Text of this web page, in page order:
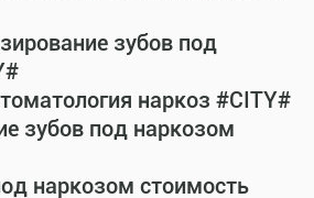
зубов под
наркоз #CITY#
зубов под наркозом
наркозом стоимость